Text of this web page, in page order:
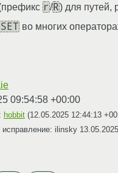
r/R) для путей,
во многих
09:54:58 +00:00
hobbit (12.05.2025 12:44:13
исправление: ilinsky